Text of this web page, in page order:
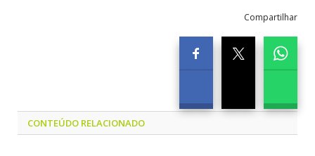
Compartilhar
CONTEÚDO RELACIONADO